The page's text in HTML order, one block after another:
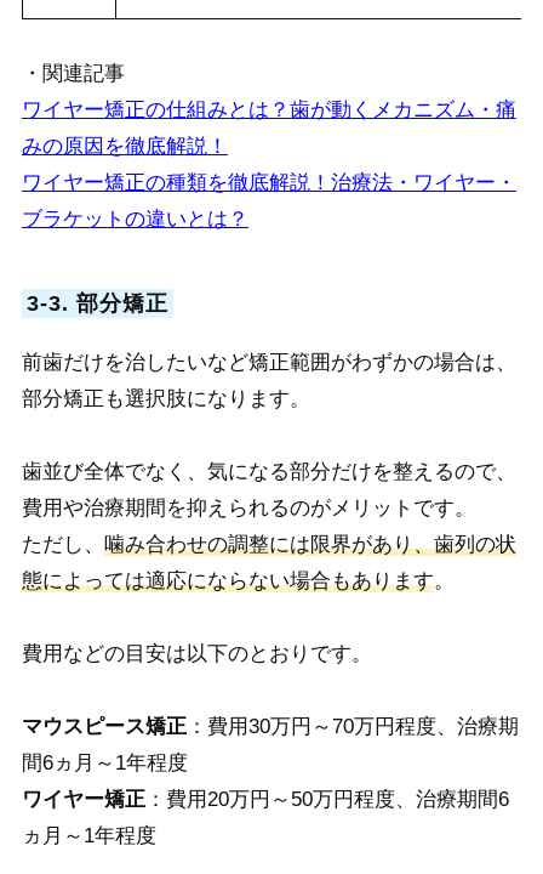
・関連記事
ワイヤー矯正の仕組みとは？歯が動くメカニズム・痛
みの原因を徹底解説！
ワイヤー矯正の種類を徹底解説！治療法・ワイヤー・
ブラケットの違いとは？
3-3. 部分矯正
前歯だけを治したいなど矯正範囲がわずかの場合は、
部分矯正も選択肢になります。
歯並び全体でなく、気になる部分だけを整えるので、
費用や治療期間を抑えられるのがメリットです。
ただし、 噛み合わせの調整には限界があり、歯列の状
態によっては適応にならない場合もあります。
費用などの目安は以下のとおりです。
マウスピース矯正：費用30万円～70万円程度、治療期
間6ヵ月～1年程度
ワイヤー矯正：費用20万円～50万円程度、治療期間6
ヵ月～1年程度